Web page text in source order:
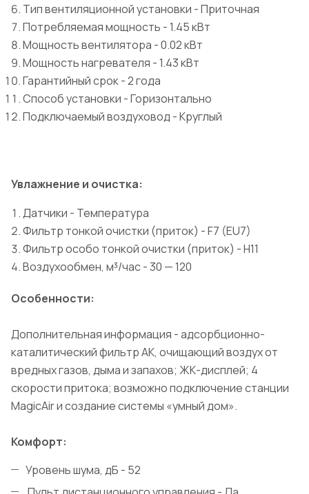
Тип вентиляционной установки - Приточная
Потребляемая мощность - 1.45 кВт
Мощность вентилятора - 0.02 кВт
Мощность нагревателя - 1.43 кВт
Гарантийный срок - 2 года
Способ установки - Горизонтально
Подключаемый воздуховод - Круглый
Увлажнение и очистка:
Датчики - Температура
Фильтр тонкой очистки (приток) - F7 (EU7)
Фильтр особо тонкой очистки (приток) - H11
Воздухообмен, м³/час - 30 — 120
Особенности:
Дополнительная информация - адсорбционно-
каталитический фильтр AK, очищающий воздух от
вредных газов, дыма и запахов; ЖК-дисплей; 4
скорости притока; возможно подключение станции
MagicAir и создание системы «умный дом».
Комфорт:
Уровень шума, дБ - 52